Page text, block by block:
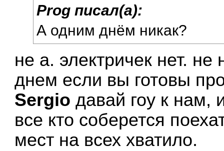
Prog писал(а):
А одним днём никак?
не а. электричек нет.
днем если вы готовы
Sergio давай гоу к нам,
все кто соберется
мест на всех хватило.